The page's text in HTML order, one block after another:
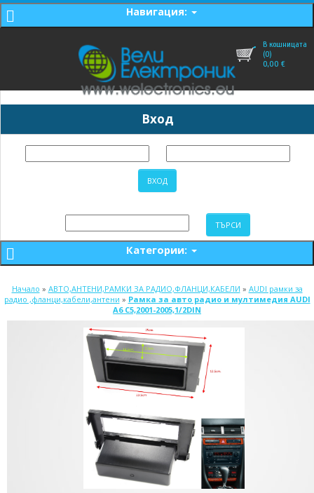
Навигация:
В кошницата
(0)
0,00 €
Вход
Категории:
Начало » АВТО,АНТЕНИ,РАМКИ ЗА РАДИО,ФЛАНЦИ,КАБЕЛИ » AUDI рамки за
радио ,фланци,кабели,антени » Рамка за авто радио и мултимедия AUDI
A6 C5,2001-2005,1/2DIN